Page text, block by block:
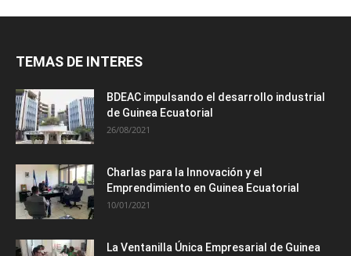
TEMAS DE INTERES
BDEAC impulsando el desarrollo industrial
de Guinea Ecuatorial
26/08/2021
Charlas para la Innovación y el
Emprendimiento en Guinea Ecuatorial
10/01/2021
La Ventanilla Única Empresarial de Guinea